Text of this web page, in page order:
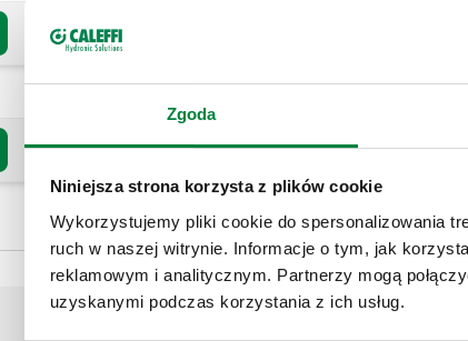
Zgoda
Niniejsza strona korzysta z plików cookie
Wykorzystujemy pliki cookie do spersonalizowania
ruch w naszej witrynie. Informacje o tym, jak
reklamowym i analitycznym. Partnerzy mogą
uzyskanymi podczas korzystania z ich usług.
PDF